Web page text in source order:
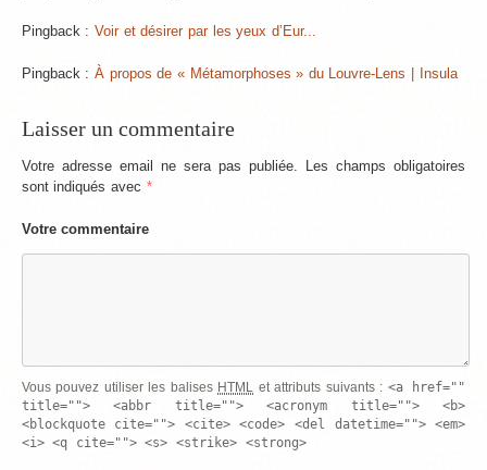
Pingback : Voir et désirer par les yeux d’Eur...
Pingback : À propos de « Métamorphoses » du Louvre-Lens | Insula
Laisser un commentaire
Votre adresse email ne sera pas publiée. Les champs obligatoires
sont indiqués avec *
Votre commentaire
Vous pouvez utiliser les balises HTML et attributs suivants : <a href=""
title=""> <abbr title=""> <acronym title=""> <b>
<blockquote cite=""> <cite> <code> <del datetime=""> <em>
<i> <q cite=""> <s> <strike> <strong>